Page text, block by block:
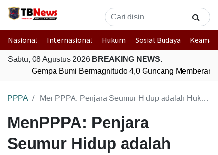
Nasional Internasional Hukum Sosial Budaya
Sabtu, 08 Agustus 2026 BREAKING NEWS:
Gempa Bumi Bermagnitudo 4,0 Guncang
PPPA MenPPPA: Penjara Seumur Hidup adalah Hukum Setimpal untuk Pelaku Kekerasan Seksual
MenPPPA: Penjara
Seumur Hidup adalah